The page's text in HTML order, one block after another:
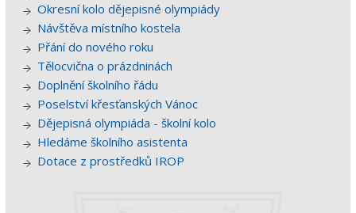
Okresní kolo dějepisné olympiády
Návštěva místního kostela
Přání do nového roku
Tělocvična o prázdninách
Doplnění školního řádu
Poselství křesťanských Vánoc
Dějepisná olympiáda - školní kolo
Hledáme školního asistenta
Dotace z prostředků IROP